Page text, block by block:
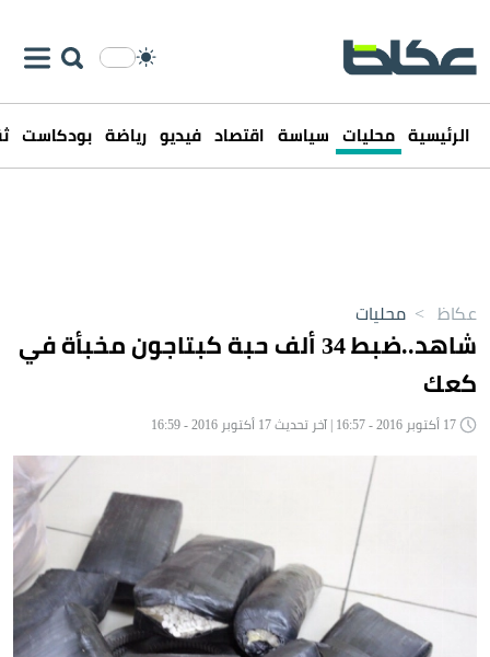
الرئيسية محليات سياسة اقتصاد فيديو رياضة بودكاست
عكاظ > محليات
شاهد..ضبط 34 ألف حبة كبتاجون مخبأة في
كعك